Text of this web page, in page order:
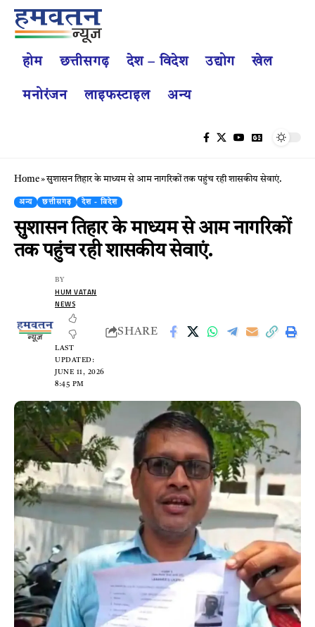
होम छत्तीसगढ़ देश – विदेश उद्योग खेल
मनोरंजन लाइफस्टाइल अन्य
Home»सुशासन तिहार के माध्यम से आम नागरिकों तक पहुंच रही शासकीय सेवाएं.
अन्य छत्तीसगढ़ देश - विदेश
सुशासन तिहार के माध्यम से आम नागरिकों
तक पहुंच रही शासकीय सेवाएं.
LAST
UPDATED:
JUNE 11, 2026
8:45 PM
BY
HUM VATAN
NEWS
SHARE